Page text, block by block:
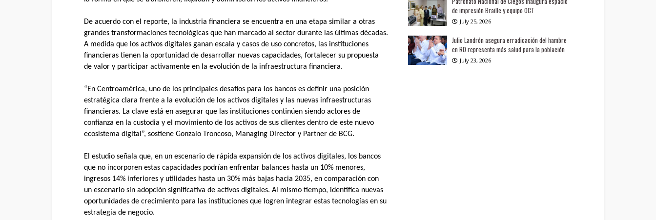
De acuerdo con el reporte, la industria financiera se encuentra en una etapa similar a otras
grandes transformaciones tecnológicas que han marcado al sector durante las últimas décadas.
A medida que los activos digitales ganan escala y casos de uso concretos, las instituciones
financieras tienen la oportunidad de desarrollar nuevas capacidades, fortalecer su propuesta
de valor y participar activamente en la evolución de la infraestructura financiera.
“En Centroamérica, uno de los principales desafíos para los bancos es definir una posición
estratégica clara frente a la evolución de los activos digitales y las nuevas infraestructuras
financieras. La clave está en asegurar que las instituciones continúen siendo actores de
confianza en la custodia y el movimiento de los activos de sus clientes dentro de este nuevo
ecosistema digital”, sostiene Gonzalo Troncoso, Managing Director y Partner de BCG.
El estudio señala que, en un escenario de rápida expansión de los activos digitales, los bancos
que no incorporen estas capacidades podrían enfrentar balances hasta un 10% menores,
ingresos 14% inferiores y utilidades hasta un 30% más bajas hacia 2035, en comparación con
un escenario sin adopción significativa de activos digitales. Al mismo tiempo, identifica nuevas
oportunidades de crecimiento para las instituciones que logren integrar estas tecnologías en su
estrategia de negocio.
de impresión Braille y equipo OCT
July 25, 2026
Julio Landrón asegura erradicación del hambre
en RD representa más salud para la población
July 23, 2026